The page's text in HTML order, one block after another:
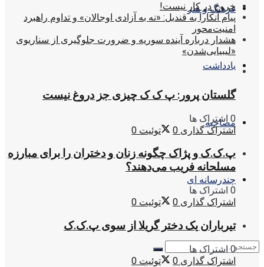
فرهنگ و هنر
یادداشت
مصاحبه
چندرسانه ای
خروج در کار نیست!
پیام آنکارا به قندیل: «نه به آزادی اوجالان» و تداوم راهبرد
امنیت‌محور
هشدار درباره آینده سوریه و ضرورت جلوگیری از سناریوی
«لیبیایی‌شدن»
گلستان پرور: پ ک ک چیزی جز دروغ نیست
0 اشتراک ها
اشتراک گذاری 0 توئیت 0
پ.ک.ک و پژاک چگونه زنان و دختران را برای مبارزه
مسلحانه فریب می‌دهند؟
0 اشتراک ها
اشتراک گذاری 0 توئیت 0
تیرباران یک دختر گریلا از سوی پ.ک.ک
0 اشتراک ها
اشتراک گذاری 0 توئیت 0